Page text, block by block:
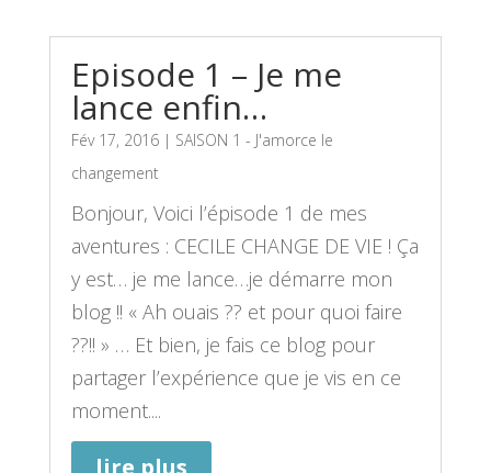
Episode 1 – Je me
lance enfin…
Fév 17, 2016| SAISON 1 - J'amorce le
changement
Bonjour, Voici l’épisode 1 de mes
aventures : CECILE CHANGE DE VIE ! Ça
y est… je me lance…je démarre mon
blog !! « Ah ouais ?? et pour quoi faire
??!! » … Et bien, je fais ce blog pour
partager l’expérience que je vis en ce
moment....
lire plus